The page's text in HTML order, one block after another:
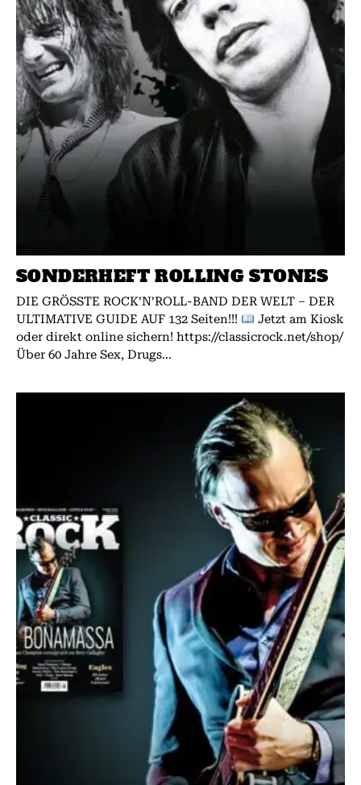
SONDERHEFT ROLLING STONES
DIE GRÖSSTE ROCK’N’ROLL-BAND DER WELT – DER
ULTIMATIVE GUIDE AUF 132 Seiten!!!
Jetzt am Kiosk
oder direkt online sichern! https://classicrock.net/shop/
Über 60 Jahre Sex, Drugs...